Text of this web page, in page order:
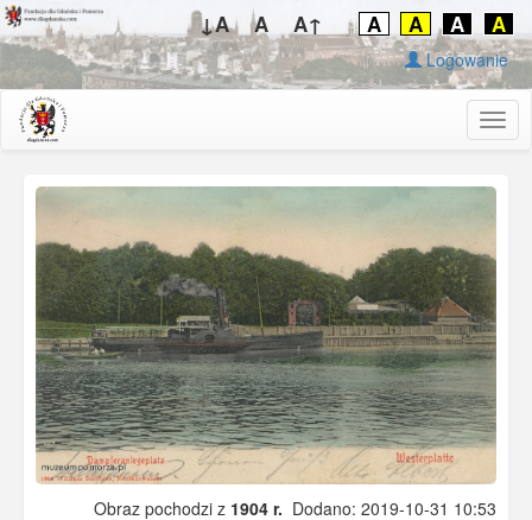
↓A A A↑ A A A A
Logowanie
Obraz pochodzi z 1904 r. Dodano: 2019-10-31 10:53